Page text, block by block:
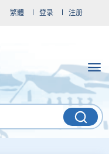
繁體 登录 注册